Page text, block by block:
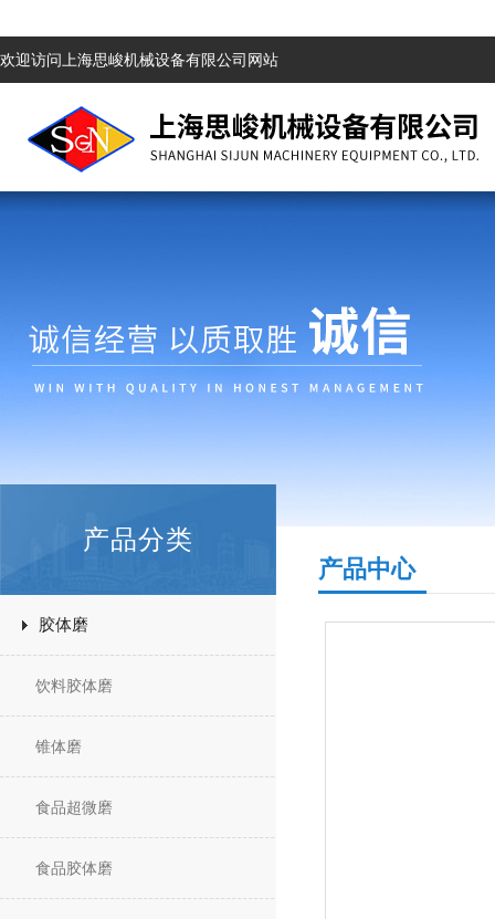
欢迎访问上海思峻机械设备有限公司网站
产品分类
胶体磨
饮料胶体磨
锥体磨
食品超微磨
食品胶体磨
产品中心